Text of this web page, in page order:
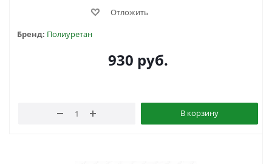
Отложить
Бренд: Полиуретан
930 руб.
В корзину